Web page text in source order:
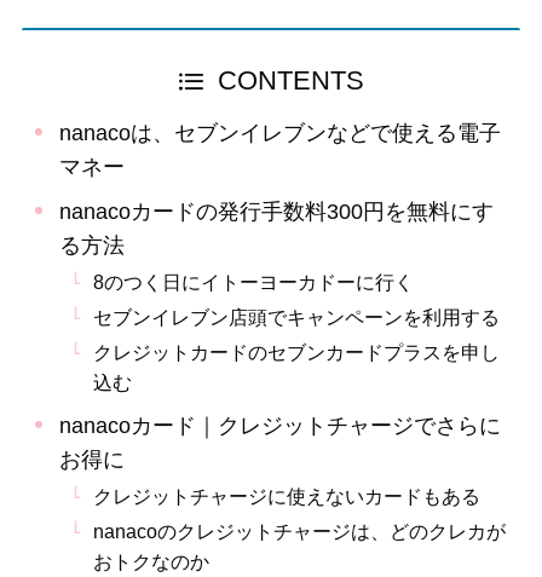
CONTENTS
nanacoは、セブンイレブンなどで使える電子
マネー
nanacoカードの発行手数料300円を無料にす
る方法
8のつく日にイトーヨーカドーに行く
セブンイレブン店頭でキャンペーンを利用する
クレジットカードのセブンカードプラスを申し
込む
nanacoカード｜クレジットチャージでさらに
お得に
クレジットチャージに使えないカードもある
nanacoのクレジットチャージは、どのクレカが
おトクなのか